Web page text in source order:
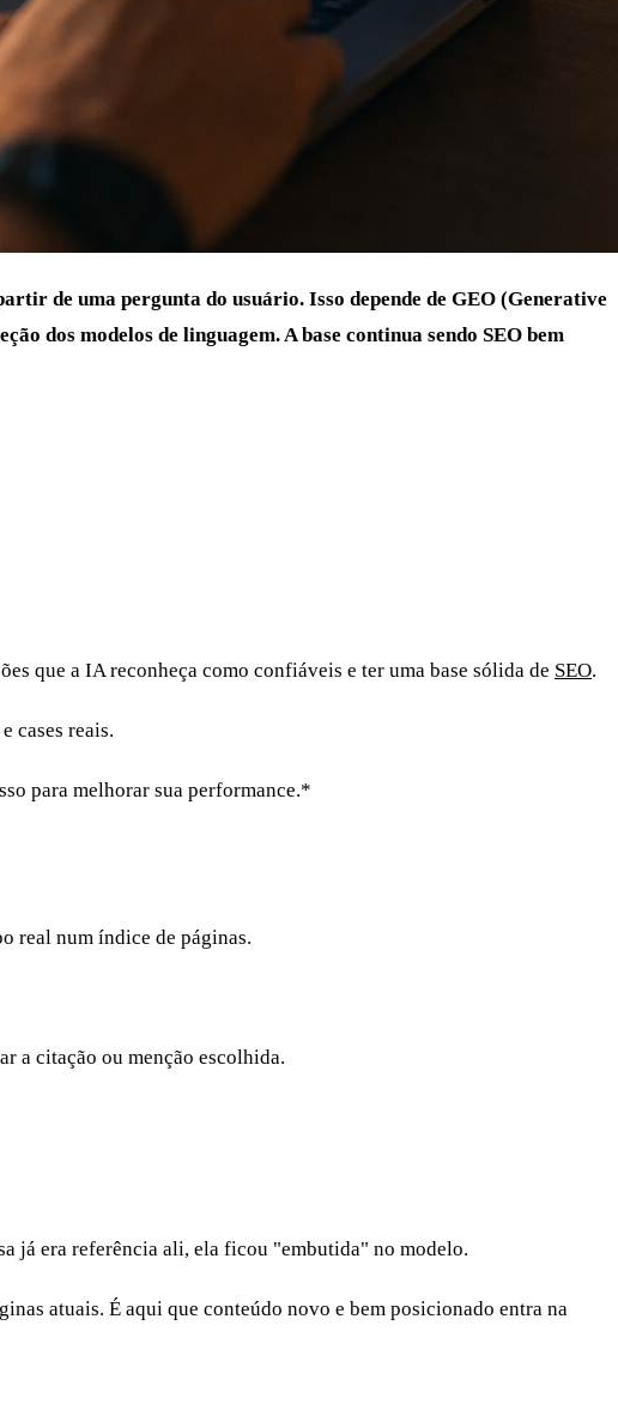
de uma pergunta do usuário. Isso depende de GEO (Generative
dos modelos de linguagem. A base continua sendo SEO bem
que a IA reconheça como confiáveis e ter uma base sólida de SEO.
cases reais.
para melhorar sua performance.*
real num índice de páginas.
a citação ou menção escolhida.
já era referência ali, ela ficou "embutida" no modelo.
atuais. É aqui que conteúdo novo e bem posicionado entra na